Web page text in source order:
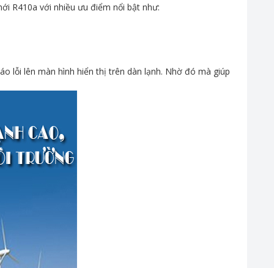
R410a với nhiều ưu điểm nổi bật như:
lỗi lên màn hình hiển thị trên dàn lạnh. Nhờ đó mà giúp